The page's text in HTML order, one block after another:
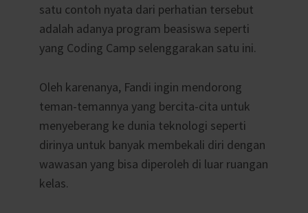
satu contoh nyata dari perhatian tersebut
adalah adanya program beasiswa seperti
yang Coding Camp selenggarakan satu ini.
Oleh karenanya, Fandi ingin mendorong
teman-temannya yang bercita-cita untuk
menyeberang ke dunia teknologi seperti
dirinya untuk banyak membekali diri dengan
wawasan yang bisa diperoleh di luar ruangan
kelas.